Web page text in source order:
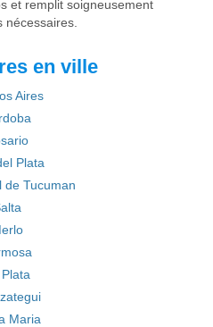
et remplit soigneusement
nécessaires.
en ville
Aires
Plata
de Tucuman
Maria